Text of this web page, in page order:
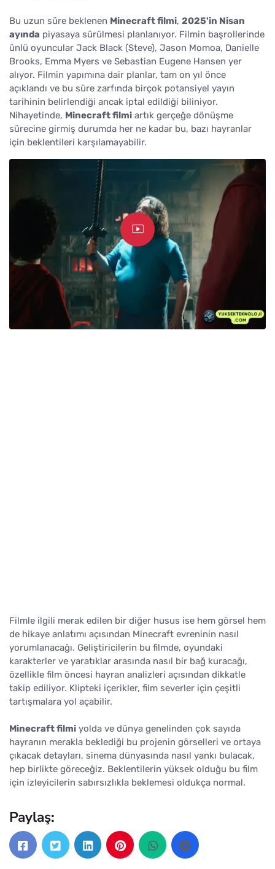
Bu uzun süre beklenen Minecraft filmi, 2025'in Nisan
ayında piyasaya sürülmesi planlanıyor. Filmin başrollerinde
ünlü oyuncular Jack Black (Steve), Jason Momoa, Danielle
Brooks, Emma Myers ve Sebastian Eugene Hansen yer
alıyor. Filmin yapımına dair planlar, tam on yıl önce
açıklandı ve bu süre zarfında birçok potansiyel yayın
tarihinin belirlendiği ancak iptal edildiği biliniyor.
Nihayetinde, Minecraft filmi artık gerçeğe dönüşme
sürecine girmiş durumda her ne kadar bu, bazı hayranlar
için beklentileri karşılamayabilir.
Filmle ilgili merak edilen bir diğer husus ise hem görsel hem
de hikaye anlatımı açısından Minecraft evreninin nasıl
yorumlanacağı. Geliştiricilerin bu filmde, oyundaki
karakterler ve yaratıklar arasında nasıl bir bağ kuracağı,
özellikle film öncesi hayran analizleri açısından dikkatle
takip ediliyor. Klipteki içerikler, film severler için çeşitli
tartışmalara yol açabilir.
Minecraft filmi yolda ve dünya genelinden çok sayıda
hayranın merakla beklediği bu projenin görselleri ve ortaya
çıkacak detayları, sinema dünyasında nasıl yankı bulacak,
hep birlikte göreceğiz. Beklentilerin yüksek olduğu bu film
için izleyicilerin sabırsızlıkla beklemesi oldukça normal.
Paylaş: